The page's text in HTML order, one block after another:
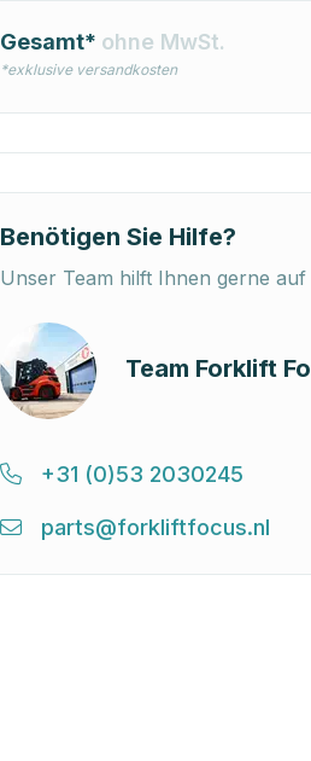
Gesamt* ohne MwSt.
*exklusive versandkosten
Benötigen Sie Hilfe?
Unser Team hilft Ihnen gerne auf
Team Forklift
+31 (0)53 2030245
parts@forkliftfocus.nl